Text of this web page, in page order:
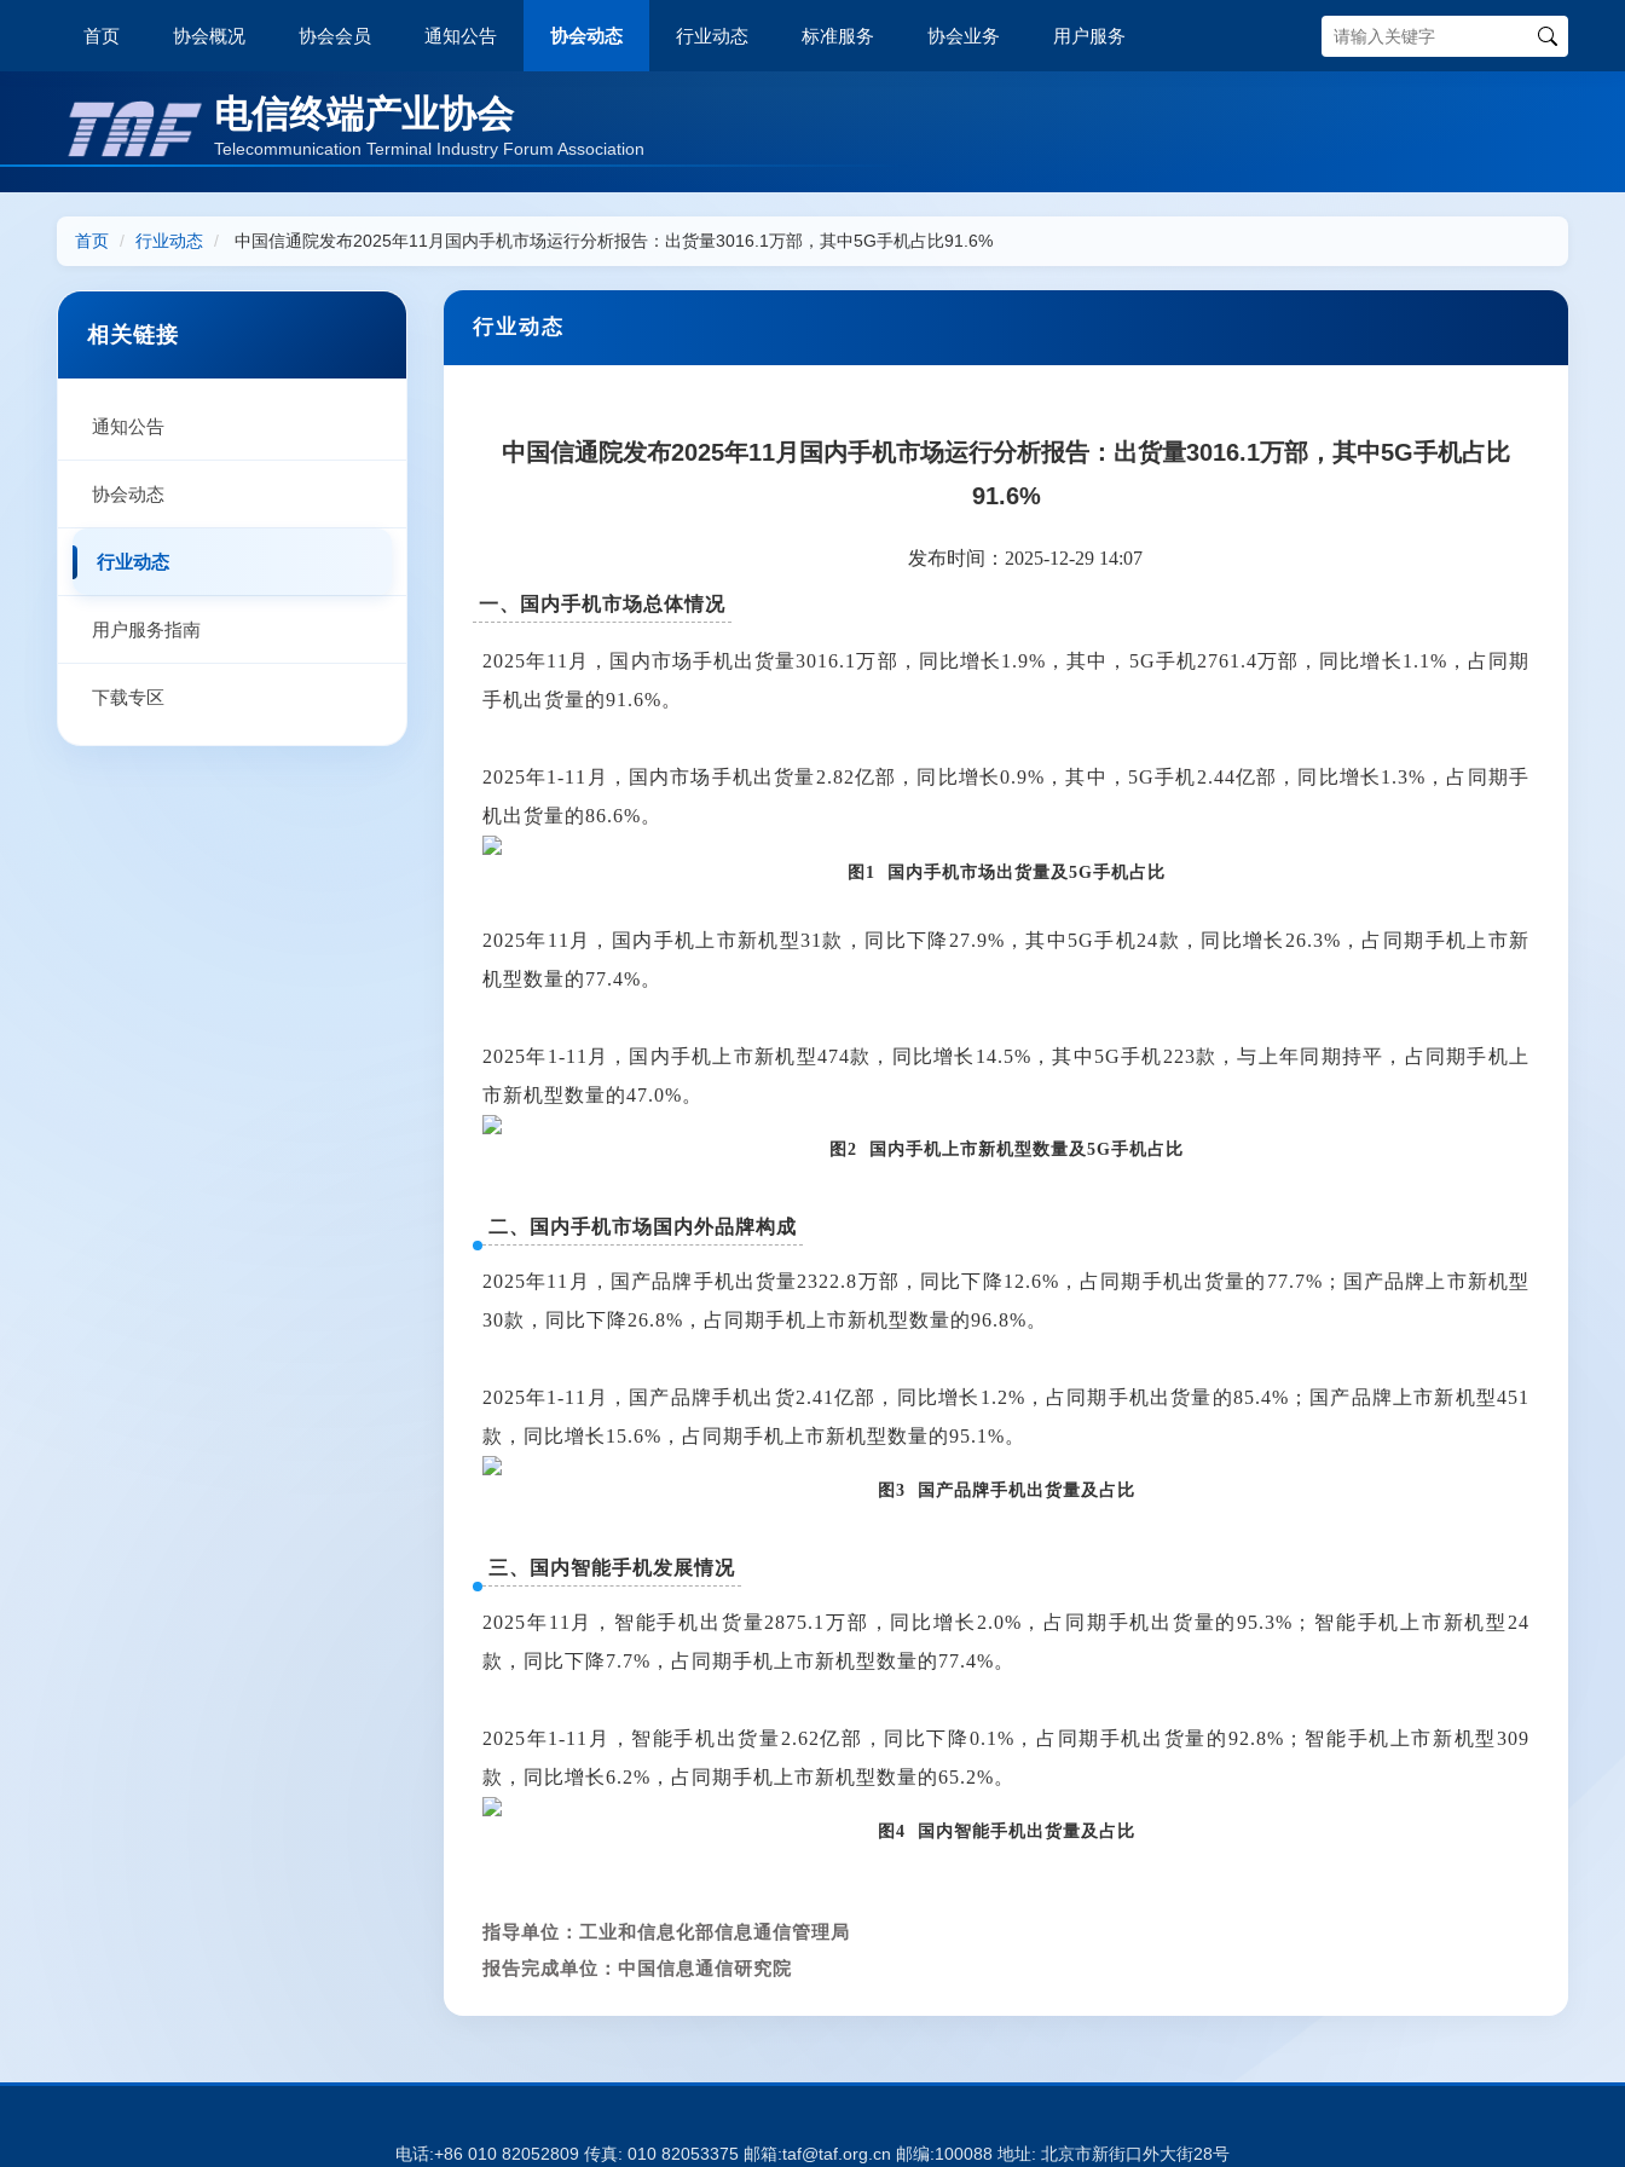
首页 协会概况 协会会员 通知公告 协会动态 行业动态 标准服务 协会业务 用户服务
电信终端产业协会
Telecommunication Terminal Industry Forum Association
首页 行业动态 中国信通院发布2025年11月国内手机市场运行分析报告：出货量3016.1万部，其中5G手机占比91.6%
相关链接
通知公告
协会动态
行业动态
用户服务指南
下载专区
行业动态
中国信通院发布2025年11月国内手机市场运行分析报告：出货量3016.1万部，其中5G手机占比
91.6%
发布时间：2025-12-29 14:07
一、国内手机市场总体情况
2025年11月，国内市场手机出货量3016.1万部，同比增长1.9%，其中，5G手机2761.4万部，同比增长1.1%，占同期
手机出货量的91.6%。
2025年1-11月，国内市场手机出货量2.82亿部，同比增长0.9%，其中，5G手机2.44亿部，同比增长1.3%，占同期手
机出货量的86.6%。
图1 国内手机市场出货量及5G手机占比
2025年11月，国内手机上市新机型31款，同比下降27.9%，其中5G手机24款，同比增长26.3%，占同期手机上市新
机型数量的77.4%。
2025年1-11月，国内手机上市新机型474款，同比增长14.5%，其中5G手机223款，与上年同期持平，占同期手机上
市新机型数量的47.0%。
图2 国内手机上市新机型数量及5G手机占比
二、国内手机市场国内外品牌构成
2025年11月，国产品牌手机出货量2322.8万部，同比下降12.6%，占同期手机出货量的77.7%；国产品牌上市新机型
30款，同比下降26.8%，占同期手机上市新机型数量的96.8%。
2025年1-11月，国产品牌手机出货2.41亿部，同比增长1.2%，占同期手机出货量的85.4%；国产品牌上市新机型451
款，同比增长15.6%，占同期手机上市新机型数量的95.1%。
图3 国产品牌手机出货量及占比
三、国内智能手机发展情况
2025年11月，智能手机出货量2875.1万部，同比增长2.0%，占同期手机出货量的95.3%；智能手机上市新机型24
款，同比下降7.7%，占同期手机上市新机型数量的77.4%。
2025年1-11月，智能手机出货量2.62亿部，同比下降0.1%，占同期手机出货量的92.8%；智能手机上市新机型309
款，同比增长6.2%，占同期手机上市新机型数量的65.2%。
图4 国内智能手机出货量及占比
指导单位：工业和信息化部信息通信管理局
报告完成单位：中国信息通信研究院
电话:+86 010 82052809 传真: 010 82053375 邮箱:taf@taf.org.cn 邮编:100088 地址: 北京市新街口外大街28号